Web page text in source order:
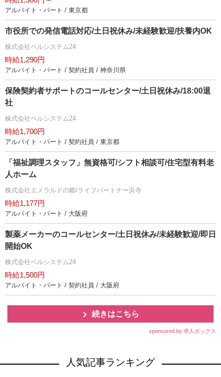
アルバイト・パート / 東京都
市役所での発信電話対応/土日祝休み/未経験歓迎/扶養内OK
株式会社ベルシステム24
時給1,290円
アルバイト・パート / 契約社員 / 神奈川県
保険契約者サポートのコールセンター/土日祝休み/18:00退
社
株式会社ベルシステム24
時給1,700円
アルバイト・パート / 契約社員 / 東京都
「福祉調理スタッフ」無資格可/シフト相談可/住宅型有料老
人ホーム
株式会社エメラルドの郷/ライフパートナー浜寺
時給1,177円
アルバイト・パート / 大阪府
製薬メーカーのコールセンター/土日祝休み/未経験歓迎/即日
開始OK
株式会社ベルシステム24
時給1,500円
アルバイト・パート / 契約社員 / 大阪府
続きはこちら
sponsored by 求人ボックス
人気記事ランキング